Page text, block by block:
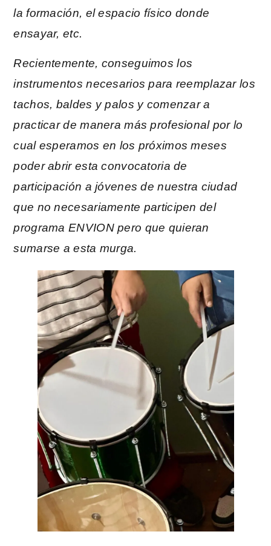
la formación, el espacio físico donde
ensayar, etc.
Recientemente, conseguimos los
instrumentos necesarios para reemplazar los
tachos, baldes y palos y comenzar a
practicar de manera más profesional por lo
cual esperamos en los próximos meses
poder abrir esta convocatoria de
participación a jóvenes de nuestra ciudad
que no necesariamente participen del
programa ENVION pero que quieran
sumarse a esta murga.